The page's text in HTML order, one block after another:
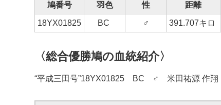
鳩番号 羽色 性 距離
18YX01825 BC ♂ 391.707キロ
〈総合優勝鳩の血統紹介〉
“平成三田号”18YX01825 BC ♂ 米田祐源 作翔